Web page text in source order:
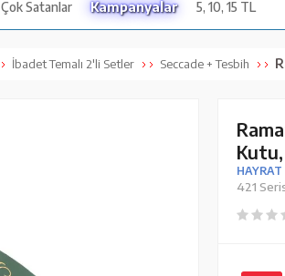
Çok Satanlar Kampanyalar 5, 10, 15 TL
İbadet Temalı 2'li Setler Seccade + Tesbih
HAYRAT
421